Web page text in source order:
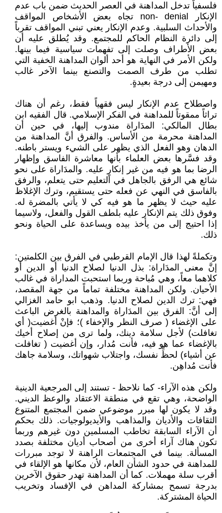
فلسفياً تدخل المداهنة في العصر الحديث ضمن باب عدم
الإنكار non- denial تجاه بعض الأشخاص المواقف
والأحداث السلبية. وعدم الإنكار يعني تبني المواقف تقرباً
إلى دائرة النظام الحاكم للمجتمع. وقد يُطلق عليه أن
بعض الأطراف وصلت إلى تفهمات سياسية فيما بينها.
ولكن الأمر في النهاية هو أحد ألوان المداهنة الخفية التي
تطلب من طرف الصمت والتصنع بينما الآخر غالب
ومهيمن إلى درجة بعيدةٍ.
واصطلاح عدم الإنكار ليس فقهياً فقط، رغم أن هناك
تراثاً ممقوتاً للمداهنة في الفكر الإسلامي. قال الفقيه ابن
بطال المالكي: المدَاراة مندوب إليها، في حين أن
المداهنة محرمة من الأساس. والفرق أنَّ المداهنة من
الدهان وهو الفعل الذي يظهر على الشيء ويستر باطنه.
وقد فسَّرها بعض العلماء بأنها معاشرة الفاسق وإظهار
الرضا بما هو فيه من غير إنكارٍ عليه. والمدَاراة على نحو
شائع هي الرفق بالجاهل في التعليم حتى يتعلم، والرفق
بالفاسق في النهي عن فعله حتى يستقيم، وترك الإغلاظ
عليه حيث لا يظهر ما هو فيه كي لا يأتي بالمضرة له.
وفوق ذلك يتم الإنكار عليه بلطف القول والفعل، ولاسيما
إذا احتيج إلى من يأخذ بيده ويساعدة على الحياة ونحو
ذلك.
وتكملةً لهذا قال الإمام القرطبي في الفرق بين الكلمتين:
إنَّ معنى المدَاراة: بذل الدنيا لصلاح الدنيا أو الدين أو
كلاهما معاً، وهي مُباحة وربما استحبت المداراة في غالب
الأحيان. ولكن المداهنة مختلفة تماماً من جهة المقصد،
فهي: ترك الدين لصلاح الدنيا. وذهب ابو حامد الغزالي
إلى أنَّ: الفرق بين المدَاراة والمداهنة بالغرض الباعث
على الإغضاء ( صرف النظر والإخفاء )؛ فإنْ أغضيت( أي
تغافلت) لأجل سلامة دينك، ولما ترى من إصلاح أخيك
بالإغضاء عما هو فيه، فأنت مُدار، وإن أغضيت ( تغافلت
عن أشياء) لحظِّ نفسك، واجتلاب شهواتك، وسلامة جاهك
فأنت مُداهِن.
ولكن هذه الآراء- كما نلاحظ - تستند إلى المرجعية الدينية
الواضحة، وهي تقع في منطقة الاعتقاد والوعظ الديني.
وقد لا يكون لها مبرر موضوعي ضمن المجتمع المتنوع
الثقافات والأديان والمذاهب والأيديولوجيات. ذلك بحكم
أن الآراء السابقة تخاطب المسلمين دون غيرهم وربما
تكون هناك آراء أخرى من أصحاب أديان مختلفة بصدد
المسألة. بينما في المجتمعات الراهنة لا توجد مبررات
للمداهنة في حدود الشأن العام، لأن مكانها هو الإلقاء في
أقرب سلة مهملات. كما أن المداهنة تهدر حقوق الآخرين
بدرجة تسمح بمشاركة المداهن في الإفساد وتخريب
الحياة المشتركة.